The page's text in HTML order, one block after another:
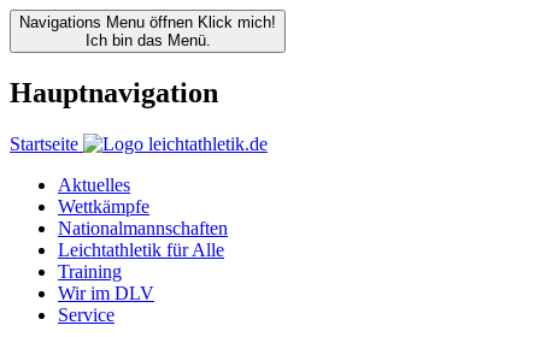
Navigations Menu öffnen Klick mich!
Ich bin das Menü.
Hauptnavigation
Startseite
Aktuelles
Wettkämpfe
Nationalmannschaften
Leichtathletik für Alle
Training
Wir im DLV
Service